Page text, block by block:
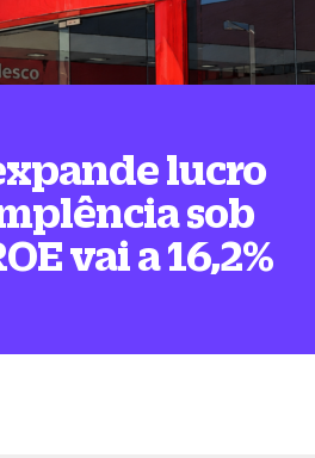
lucro
sob
vai a 16,2%